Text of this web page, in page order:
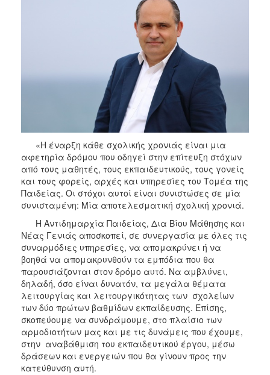
ΤΟΠΟΣ
ΠΟΛΙΤΙΣΜΟΣ
ΑΝΘΕΚΤΙΚΗ
«Η έναρξη κάθε σχολικής χρονιάς είναι μια
αφετηρία δρόμου που οδηγεί στην επίτευξη στόχων
από τους μαθητές, τους εκπαιδευτικούς, τους γονείς
και τους φορείς, αρχές και υπηρεσίες του Τομέα της
Παιδείας. Οι στόχοι αυτοί είναι συνιστώσες σε μία
συνισταμένη: Μία αποτελεσματική σχολική χρονιά.
Η Αντιδημαρχία Παιδείας, Δια Βίου Μάθησης και
Νέας Γενιάς αποσκοπεί, σε συνεργασία με όλες τις
συναρμόδιες υπηρεσίες, να απομακρύνει ή να
βοηθά να απομακρυνθούν τα εμπόδια που θα
παρουσιάζονται στον δρόμο αυτό. Να αμβλύνει,
δηλαδή, όσο είναι δυνατόν, τα μεγάλα θέματα
λειτουργίας και λειτουργικότητας των σχολείων
των δύο πρώτων βαθμίδων εκπαίδευσης. Επίσης,
σκοπεύουμε να συνδράμουμε, στο πλαίσιο των
αρμοδιοτήτων μας και με τις δυνάμεις που έχουμε,
στην αναβάθμιση του εκπαιδευτικού έργου, μέσω
δράσεων και ενεργειών που θα γίνουν προς την
κατεύθυνση αυτή.